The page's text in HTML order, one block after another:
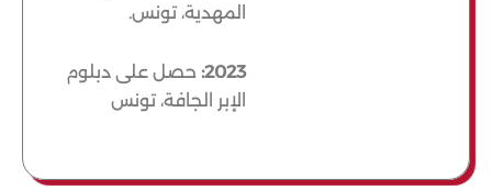
المهدية، تونس.
2023: حصل على دبلوم
الإبر الجافة، تونس